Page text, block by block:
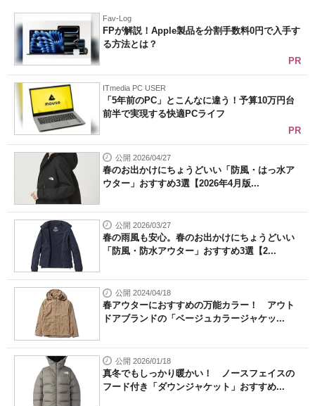
Fav-Log
FPが解説！Apple製品を分割手数料0円で入手す
る方法とは？
PR
ITmedia PC USER
「5年前のPC」とこんなに違う！予算10万円台
前半で実現する快適PCライフ
PR
公開 2026/04/27
春のお出かけにちょうどいい「防風・はっ水ア
ウター」おすすめ3選【2026年4月版...
公開 2026/03/27
春の雨風も安心。春のお出かけにちょうどいい
「防風・防水アウター」おすすめ3選【2...
公開 2024/04/18
春アウターにおすすめの万能カラー！ アウト
ドアブランドの「ベージュカラージャケッ...
公開 2026/01/18
真冬でもしっかり暖かい！ ノースフェイスの
フード付き「ダウンジャケット」おすすめ...